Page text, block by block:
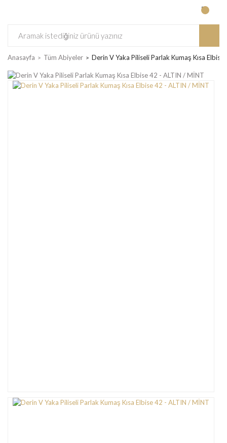
Anasayfa Tüm Abiyeler Derin V Yaka Piliseli Parlak Kumaş Kısa